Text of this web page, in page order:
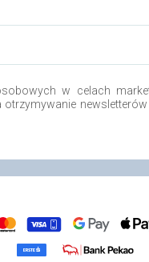
w celach